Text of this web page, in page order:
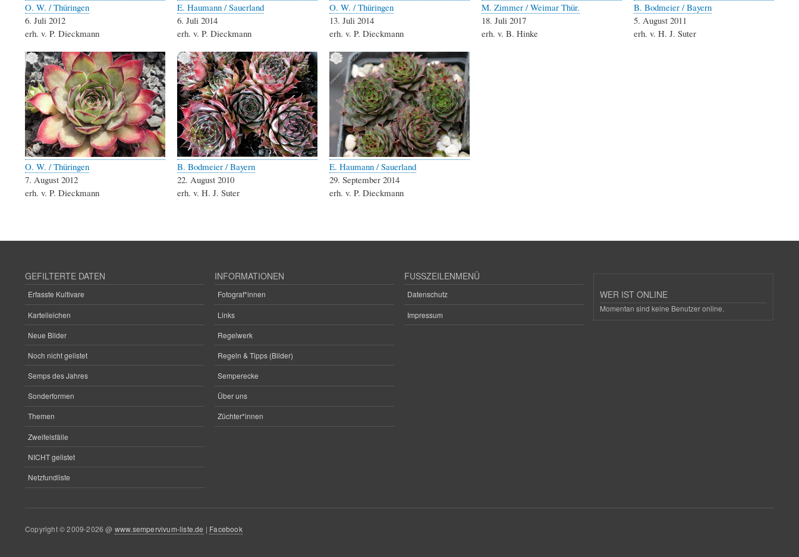
O. W. / Thüringen
6. Juli 2012
erh. v. P. Dieckmann
E. Haumann / Sauerland
6. Juli 2014
erh. v. P. Dieckmann
O. W. / Thüringen
13. Juli 2014
erh. v. P. Dieckmann
M. Zimmer / Weimar Thür.
18. Juli 2017
erh. v. B. Hinke
B. Bodmeier / Bayern
5. August 2011
erh. v. H. J. Suter
O. W. / Thüringen
7. August 2012
erh. v. P. Dieckmann
B. Bodmeier / Bayern
22. August 2010
erh. v. H. J. Suter
E. Haumann / Sauerland
29. September 2014
erh. v. P. Dieckmann
GEFILTERTE DATEN
Erfasste Kultivare
Karteileichen
Neue Bilder
Noch nicht gelistet
Semps des Jahres
Sonderformen
Themen
Zweifelsfälle
NICHT gelistet
Netzfundliste
INFORMATIONEN
Fotograf*innen
Links
Regelwerk
Regeln & Tipps (Bilder)
Semperecke
Über uns
Züchter*innen
FUSSZEILENMENÜ
Datenschutz
Impressum
WER IST ONLINE
Momentan sind keine Benutzer online.
Copyright © 2009-2026 @ www.sempervivum-liste.de | Facebook